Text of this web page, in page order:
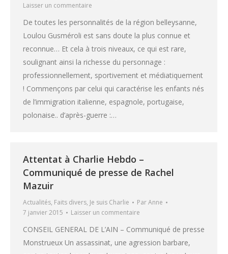
Laisser un commentaire
De toutes les personnalités de la région belleysanne,
Loulou Gusméroli est sans doute la plus connue et
reconnue… Et cela à trois niveaux, ce qui est rare,
soulignant ainsi la richesse du personnage :
professionnellement, sportivement et médiatiquement
! Commençons par celui qui caractérise les enfants nés
de l’immigration italienne, espagnole, portugaise,
polonaise.. d’après-guerre :…
Attentat à Charlie Hebdo –
Communiqué de presse de Rachel
Mazuir
Actualités, Faits divers, Je suis Charlie ParAnne
7 janvier 2015
Laisser un commentaire
CONSEIL GENERAL DE L’AIN – Communiqué de presse
Monstrueux Un assassinat, une agression barbare,